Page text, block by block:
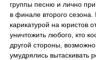
группы песню и лично
в финале второго
карикатурой на юристов
уничтожить любого, кто
другой стороны,
умудрялись вытаскивать